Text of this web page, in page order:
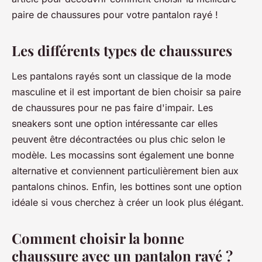
paire de chaussures pour votre pantalon rayé !
Les différents types de chaussures
Les pantalons rayés sont un classique de la mode
masculine et il est important de bien choisir sa paire
de chaussures pour ne pas faire d'impair. Les
sneakers sont une option intéressante car elles
peuvent être décontractées ou plus chic selon le
modèle. Les mocassins sont également une bonne
alternative et conviennent particulièrement bien aux
pantalons chinos. Enfin, les bottines sont une option
idéale si vous cherchez à créer un look plus élégant.
Comment choisir la bonne
chaussure avec un pantalon rayé ?